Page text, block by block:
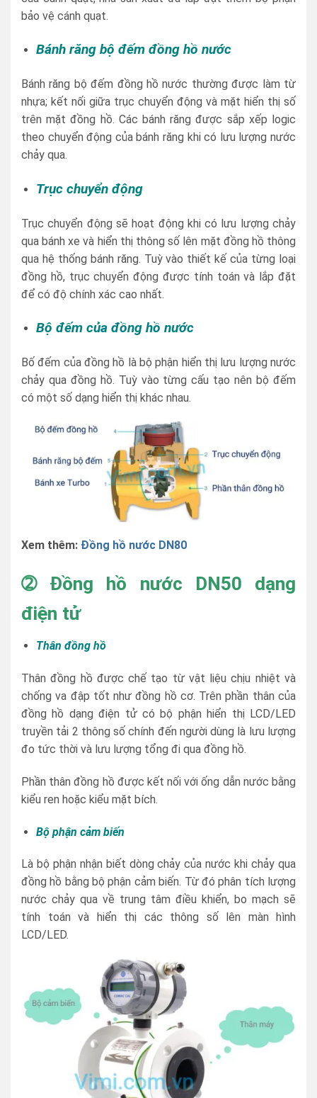
bảo vệ cánh quạt.
Bánh răng bộ đếm đồng hồ nước
Bánh răng bộ đếm đồng hồ nước thường được làm từ
nhựa; kết nối giữa trục chuyển động và mặt hiển thị số
trên mặt đồng hồ. Các bánh răng được sắp xếp logic
theo chuyển động của bánh răng khi có lưu lượng nước
chảy qua.
Trục chuyển động
Trục chuyển động sẽ hoạt động khi có lưu lượng chảy
qua bánh xe và hiển thị thông số lên mặt đồng hồ thông
qua hệ thống bánh răng. Tuỳ vào thiết kế của từng loại
đồng hồ, trục chuyển động được tính toán và lắp đặt
để có độ chính xác cao nhất.
Bộ đếm của đồng hồ nước
Bố đếm của đồng hồ là bộ phận hiển thị lưu lượng nước
chảy qua đồng hồ. Tuỳ vào từng cấu tạo nên bộ đếm
có một số dạng hiển thị khác nhau.
Xem thêm: Đồng hồ nước DN80
➁ Đồng hồ nước DN50 dạng
điện tử
Thân đồng hồ
Thân đồng hồ được chế tạo từ vật liệu chịu nhiệt và
chống va đập tốt như đồng hồ cơ. Trên phần thân của
đồng hồ dạng điện tử có bộ phận hiển thị LCD/LED
truyền tải 2 thông số chính đến người dùng là lưu lượng
đo tức thời và lưu lượng tổng đi qua đồng hồ.
Phần thân đồng hồ được kết nối với ống dẫn nước bằng
kiểu ren hoặc kiểu mặt bích.
Bộ phận cảm biến
Là bộ phận nhận biết dòng chảy của nước khi chảy qua
đồng hồ bằng bộ phận cảm biến. Từ đó phân tích lượng
nước chảy qua về trung tâm điều khiển, bo mạch sẽ
tính toán và hiển thị các thông số lên màn hình
LCD/LED.